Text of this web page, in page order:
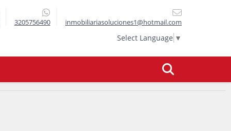
3205756490 inmobiliariasoluciones1@hotmail.com
Select Language ▼